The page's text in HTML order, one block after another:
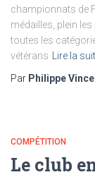
championnats de
médailles, plein
toutes les
vétérans
Lire la
Par Philippe
COMPÉTITION
Le club